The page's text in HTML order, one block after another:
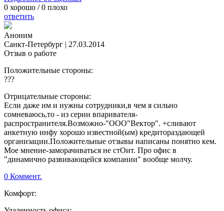
0 хорошо /0 плохо
ответить
Аноним
Санкт-Петербург | 27.03.2014
Отзыв о работе
Положительные стороны:
???
Отрицательные стороны:
Если даже им и нужны сотрудники,в чем я сильно
сомневаюсь,то - из серии впаривателя-
распространителя.Возможно-"ООО"Вектор". +сливают
анкетную инфу хорошо известной(ым) кредитораздающей
организации.Положительные отзывы написаны понятно кем.
Мое мнение-заморачиваться не стОит. Про офис в
"динамично развивающейся компании" вообще молчу.
0 Коммент.
Комфорт: